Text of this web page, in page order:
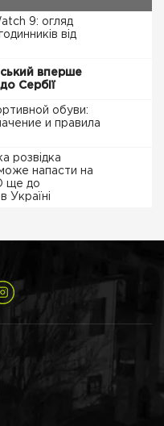
9: огляд
від
вперше
Сербії
обуви:
и правила
розвідка
напасти на
ще до
Україні